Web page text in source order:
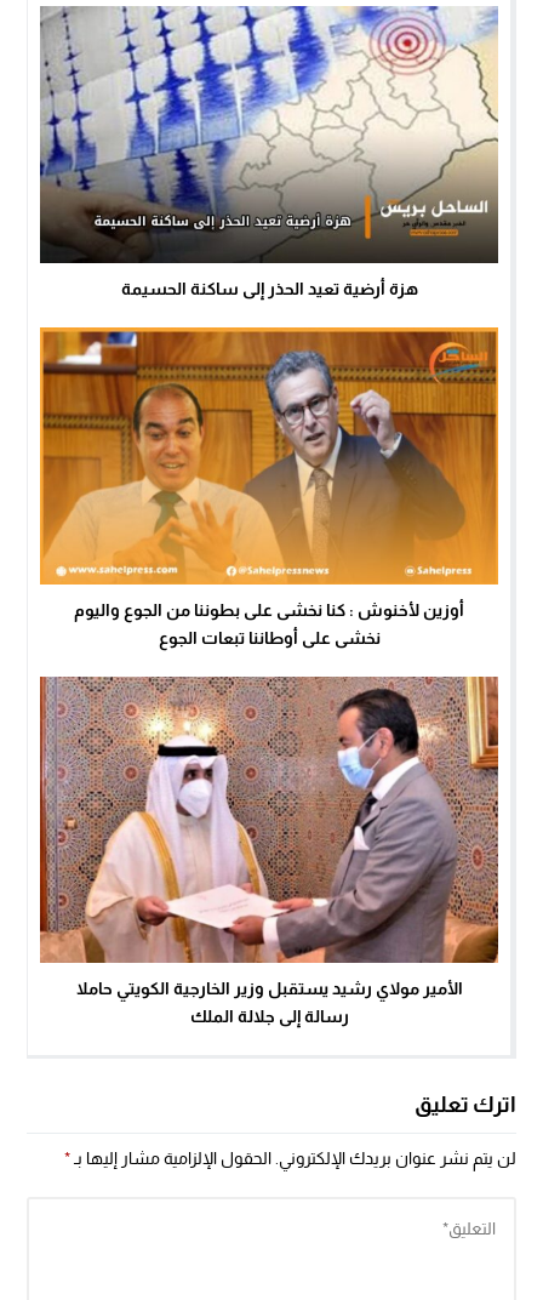
هزة أرضية تعيد الحذر إلى ساكنة الحسيمة
أوزين لأخنوش : كنا نخشى على بطوننا من الجوع واليوم
نخشى على أوطاننا تبعات الجوع
الأمير مولاي رشيد يستقبل وزير الخارجية الكويتي حاملا
رسالة إلى جلالة الملك
اترك تعليق
لن يتم نشر عنوان بريدك الإلكتروني. الحقول الإلزامية مشار إليها بـ*